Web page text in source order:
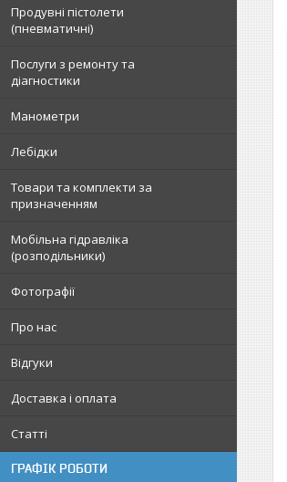
Продувні пістолети
(пневматичні)
Послуги з ремонту та
діагностики
Манометри
Лебідки
Товари та комплекти за
призначенням
Мобільна гідравліка
(розподільники)
Фотографії
Про нас
Відгуки
Доставка і оплата
Статті
ГРАФІК РОБОТИ